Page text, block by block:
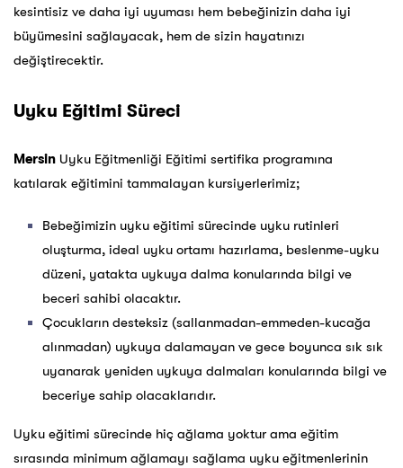
kesintisiz ve daha iyi uyuması hem bebeğinizin daha iyi
büyümesini sağlayacak, hem de sizin hayatınızı
değiştirecektir.
Uyku Eğitimi Süreci
Mersin Uyku Eğitmenliği Eğitimi sertifika programına
katılarak eğitimini tammalayan kursiyerlerimiz;
Bebeğimizin uyku eğitimi sürecinde uyku rutinleri
oluşturma, ideal uyku ortamı hazırlama, beslenme-uyku
düzeni, yatakta uykuya dalma konularında bilgi ve
beceri sahibi olacaktır.
Çocukların desteksiz (sallanmadan-emmeden-kucağa
alınmadan) uykuya dalamayan ve gece boyunca sık sık
uyanarak yeniden uykuya dalmaları konularında bilgi ve
beceriye sahip olacaklarıdır.
Uyku eğitimi sürecinde hiç ağlama yoktur ama eğitim
sırasında minimum ağlamayı sağlama uyku eğitmenlerinin